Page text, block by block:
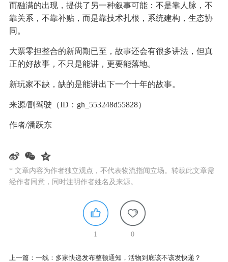
而融满的出现，提供了另一种叙事可能：不是靠人脉，不
靠关系，不靠补贴，而是靠技术扎根，系统建构，生态协
同。
大票零担整合的新周期已至，故事还会有很多讲法，但真
正的好故事，不只是能讲，更要能落地。
新玩家不缺，缺的是能讲出下一个十年的故事。
来源/副驾驶（ID：gh_553248d55828）
作者/潘跃东
* 文章内容为作者独立观点，不代表物流指闻立场。转载此文章需
经作者同意，同时注明作者姓名及来源。
1 0
上一篇： 一线：多家快递发布整顿通知，活物到底该不该发快递？